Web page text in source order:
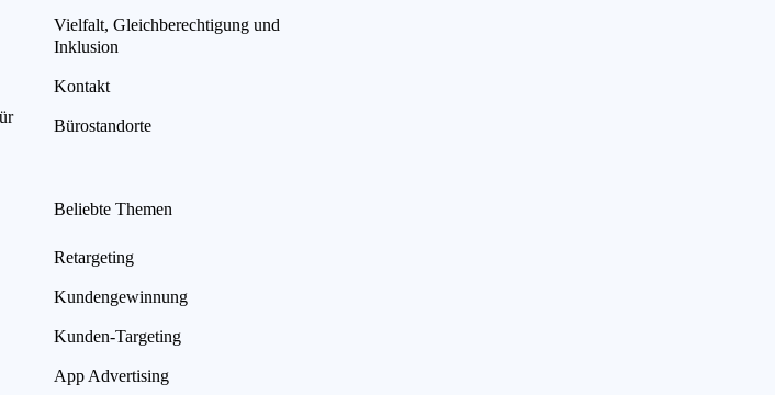
Vielfalt, Gleichberechtigung und
Inklusion
Kontakt
Bürostandorte
Beliebte Themen
Retargeting
Kundengewinnung
Kunden-Targeting
App Advertising